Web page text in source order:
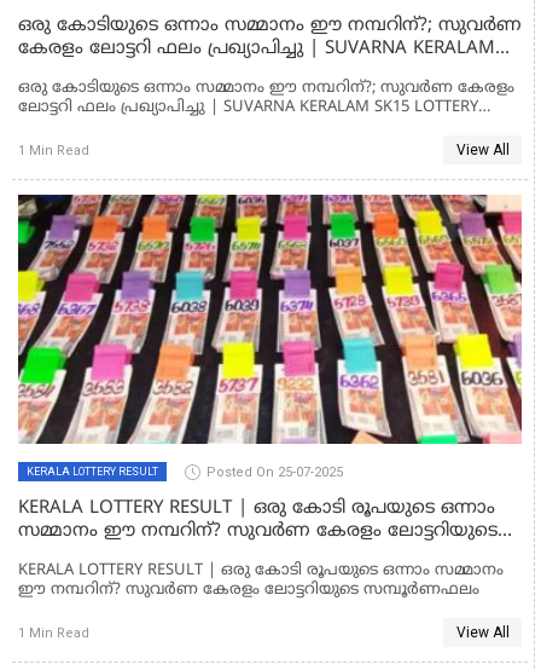
ഒരു കോടിയുടെ ഒന്നാം സമ്മാനം ഈ നമ്പറിന്?; സുവര്‍ണ
കേരളം ലോട്ടറി ഫലം പ്രഖ്യാപിച്ചു | SUVARNA KERALAM
ഒരു കോടിയുടെ ഒന്നാം സമ്മാനം ഈ നമ്പറിന്?; സുവര്‍ണ കേരളം
ലോട്ടറി ഫലം പ്രഖ്യാപിച്ചു | SUVARNA KERALAM SK15 LOTTERY
1 Min Read View All
KERALA LOTTERY RESULT Posted On 25-07-2025
KERALA LOTTERY RESULT | ഒരു കോടി രൂപയുടെ ഒന്നാം
സമ്മാനം ഈ നമ്പറിന്? സുവര്‍ണ കേരളം ലോട്ടറിയുടെ
KERALA LOTTERY RESULT | ഒരു കോടി രൂപയുടെ ഒന്നാം സമ്മാനം
ഈ നമ്പറിന്? സുവര്‍ണ കേരളം ലോട്ടറിയുടെ സമ്പൂര്‍ണഫലം
1 Min Read View All